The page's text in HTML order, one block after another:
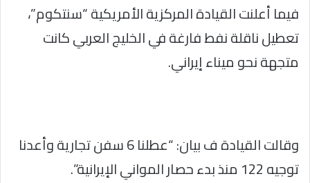
فيما أعلنت القيادة المركزية الأمريكية “سنتكوم”،
تعطيل ناقلة نفط فارغة في الخليج العربي كانت
متجهة نحو ميناء إيراني.
وقالت القيادة ف بيان: “عطلنا 6 سفن تجارية وأعدنا
توجيه 122 منذ بدء حصار المواني الإيرانية”.